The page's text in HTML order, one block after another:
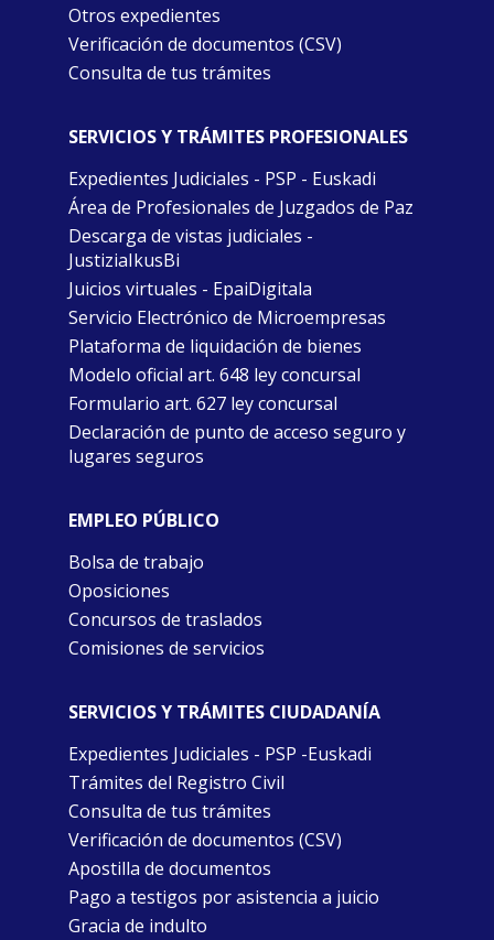
Otros expedientes
Verificación de documentos (CSV)
Consulta de tus trámites
SERVICIOS Y TRÁMITES PROFESIONALES
Expedientes Judiciales - PSP - Euskadi
Área de Profesionales de Juzgados de Paz
Descarga de vistas judiciales -
JustiziaIkusBi
Juicios virtuales - EpaiDigitala
Servicio Electrónico de Microempresas
Plataforma de liquidación de bienes
Modelo oficial art. 648 ley concursal
Formulario art. 627 ley concursal
Declaración de punto de acceso seguro y
lugares seguros
EMPLEO PÚBLICO
Bolsa de trabajo
Oposiciones
Concursos de traslados
Comisiones de servicios
SERVICIOS Y TRÁMITES CIUDADANÍA
Expedientes Judiciales - PSP -Euskadi
Trámites del Registro Civil
Consulta de tus trámites
Verificación de documentos (CSV)
Apostilla de documentos
Pago a testigos por asistencia a juicio
Gracia de indulto